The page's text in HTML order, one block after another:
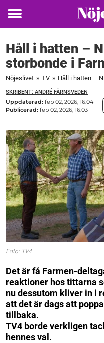
Toggle
Håll i hatten –
storbonde i
Nöjeslivet » TV » Håll i hatten –
SKRIBENT: ANDRÉ FÄRNSVEDEN
Uppdaterad: feb 02, 2026, 16:04
Publicerad: feb 02, 2026, 16:03
Foto: TV4
Det är få Farmen-
reaktioner hos tittarna
nu dessutom kliver in i
att det är dags att
tillbaka.
TV4 borde verkligen
hennes val.